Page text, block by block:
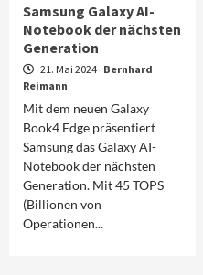
Samsung Galaxy AI-
Notebook der nächsten
Generation
21. Mai 2024 Bernhard
Reimann
Mit dem neuen Galaxy
Book4 Edge präsentiert
Samsung das Galaxy AI-
Notebook der nächsten
Generation. Mit 45 TOPS
(Billionen von
Operationen...